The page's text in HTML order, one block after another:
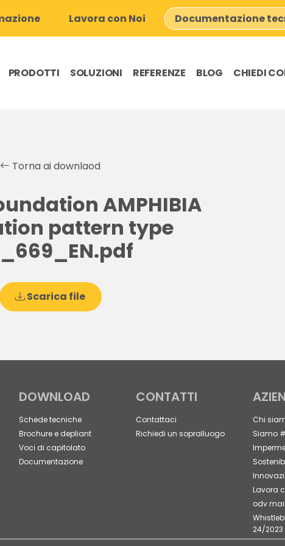
Lavora con Noi Documentazione
PRODOTTI SOLUZIONI REFERENZE BLOG CHIEDI
Torna ai downlaod
AMPHIBIA
pattern type
Scarica file
DOWNLOAD
Schede tecniche
Brochure e depliant
Voci di capitolato
Documentazione
CONTATTI
Contattaci
Richiedi un sopralluogo
Chi
Siamo
Lavora
odv mail
24/2023